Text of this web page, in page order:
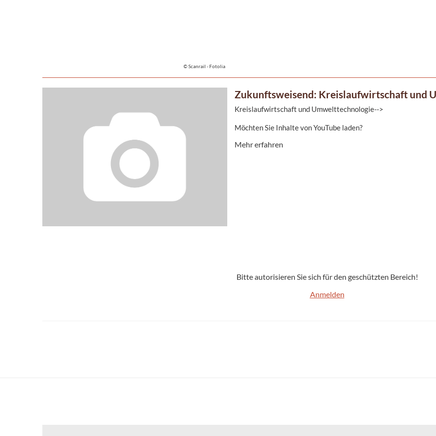
© Scanrail - Fotolia
Zukunftsweisend: Kreislaufwirtschaft und
Kreislaufwirtschaft und Umwelttechnologie-->
Möchten Sie Inhalte von YouTube laden?
OK
Mehr erfahren
Bitte autorisieren Sie sich für den geschützten Bereich!
Anmelden